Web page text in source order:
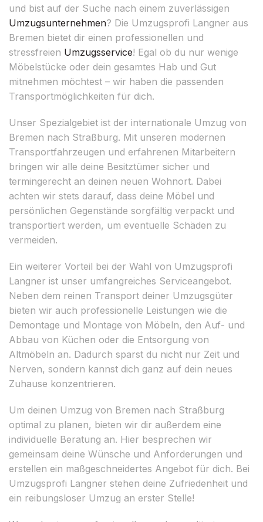
und bist auf der Suche nach einem zuverlässigen
Umzugsunternehmen? Die Umzugsprofi Langner aus
Bremen bietet dir einen professionellen und
stressfreien Umzugsservice! Egal ob du nur wenige
Möbelstücke oder dein gesamtes Hab und Gut
mitnehmen möchtest – wir haben die passenden
Transportmöglichkeiten für dich.
Unser Spezialgebiet ist der internationale Umzug von
Bremen nach Straßburg. Mit unseren modernen
Transportfahrzeugen und erfahrenen Mitarbeitern
bringen wir alle deine Besitztümer sicher und
termingerecht an deinen neuen Wohnort. Dabei
achten wir stets darauf, dass deine Möbel und
persönlichen Gegenstände sorgfältig verpackt und
transportiert werden, um eventuelle Schäden zu
vermeiden.
Ein weiterer Vorteil bei der Wahl von Umzugsprofi
Langner ist unser umfangreiches Serviceangebot.
Neben dem reinen Transport deiner Umzugsgüter
bieten wir auch professionelle Leistungen wie die
Demontage und Montage von Möbeln, den Auf- und
Abbau von Küchen oder die Entsorgung von
Altmöbeln an. Dadurch sparst du nicht nur Zeit und
Nerven, sondern kannst dich ganz auf dein neues
Zuhause konzentrieren.
Um deinen Umzug von Bremen nach Straßburg
optimal zu planen, bieten wir dir außerdem eine
individuelle Beratung an. Hier besprechen wir
gemeinsam deine Wünsche und Anforderungen und
erstellen ein maßgeschneidertes Angebot für dich. Bei
Umzugsprofi Langner stehen deine Zufriedenheit und
ein reibungsloser Umzug an erster Stelle!